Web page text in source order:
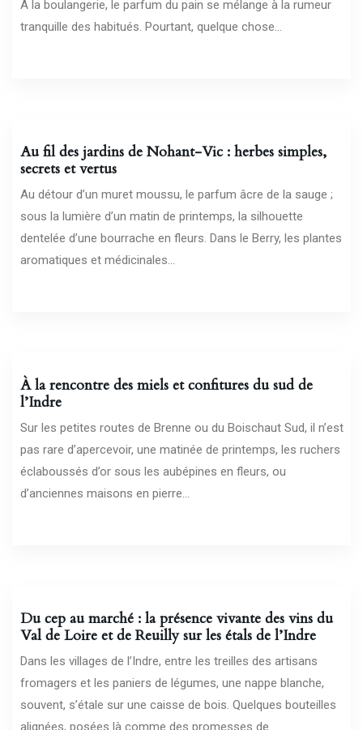
À la boulangerie, le parfum du pain se mélange à la rumeur
tranquille des habitués. Pourtant, quelque chose...
Au fil des jardins de Nohant-Vic : herbes simples,
secrets et vertus
Au détour d’un muret moussu, le parfum âcre de la sauge ;
sous la lumière d’un matin de printemps, la silhouette
dentelée d’une bourrache en fleurs. Dans le Berry, les plantes
aromatiques et médicinales...
À la rencontre des miels et confitures du sud de
l’Indre
Sur les petites routes de Brenne ou du Boischaut Sud, il n’est
pas rare d’apercevoir, une matinée de printemps, les ruchers
éclaboussés d’or sous les aubépines en fleurs, ou
d’anciennes maisons en pierre...
Du cep au marché : la présence vivante des vins du
Val de Loire et de Reuilly sur les étals de l’Indre
Dans les villages de l’Indre, entre les treilles des artisans
fromagers et les paniers de légumes, une nappe blanche,
souvent, s’étale sur une caisse de bois. Quelques bouteilles
alignées, posées là comme des promesses de...